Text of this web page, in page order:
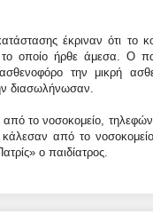
έκριναν ότι το
οποίο ήρθε άμεσα. Ο
την μικρή
διασωλήνωσαν.
από το νοσοκομείο,
από το νοσοκομείο
ο παιδίατρος.